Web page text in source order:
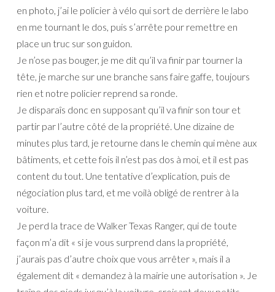
en photo, j’ai le policier à vélo qui sort de derrière le labo
en me tournant le dos, puis s’arrête pour remettre en
place un truc sur son guidon.
Je n’ose pas bouger, je me dit qu’il va finir par tourner la
tête, je marche sur une branche sans faire gaffe, toujours
rien et notre policier reprend sa ronde.
Je disparaîs donc en supposant qu’il va finir son tour et
partir par l’autre côté de la propriété. Une dizaine de
minutes plus tard, je retourne dans le chemin qui mène aux
bâtiments, et cette fois il n’est pas dos à moi, et il est pas
content du tout. Une tentative d’explication, puis de
négociation plus tard, et me voilà obligé de rentrer à la
voiture.
Je perd la trace de Walker Texas Ranger, qui de toute
façon m’a dit « si je vous surprend dans la propriété,
j’aurais pas d’autre choix que vous arrêter », mais il a
également dit « demandez à la mairie une autorisation ». Je